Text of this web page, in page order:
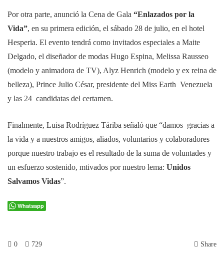
Por otra parte, anunció la Cena de Gala “Enlazados por la
Vida”, en su primera edición, el sábado 28 de julio, en el hotel
Hesperia. El evento tendrá como invitados especiales a Maite
Delgado, el diseñador de modas Hugo Espina, Melissa Rausseo
(modelo y animadora de TV), Alyz Henrich (modelo y ex reina de
belleza), Prince Julio César, presidente del Miss Earth Venezuela
y las 24 candidatas del certamen.
Finalmente, Luisa Rodríguez Táriba señaló que “damos gracias a
la vida y a nuestros amigos, aliados, voluntarios y colaboradores
porque nuestro trabajo es el resultado de la suma de voluntades y
un esfuerzo sostenido, mtivados por nuestro lema: Unidos
Salvamos Vidas”.
Whatsapp
0 729 Share